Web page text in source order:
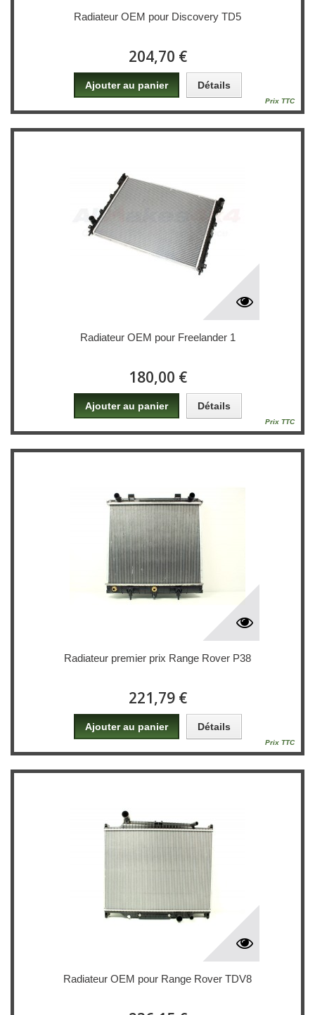
Radiateur OEM pour Discovery TD5
204,70 €
Prix TTC
Ajouter au panier Détails
Radiateur OEM pour Freelander 1
180,00 €
Prix TTC
Ajouter au panier Détails
Radiateur premier prix Range Rover P38
221,79 €
Prix TTC
Ajouter au panier Détails
Radiateur OEM pour Range Rover TDV8